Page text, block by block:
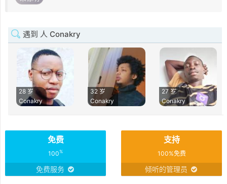
遇到 人 Conakry
28 岁
Conakry
32 岁
Conakry
27 岁
Conakry
免费
100%
免费服务
支持
100%免费
倾听的管理员